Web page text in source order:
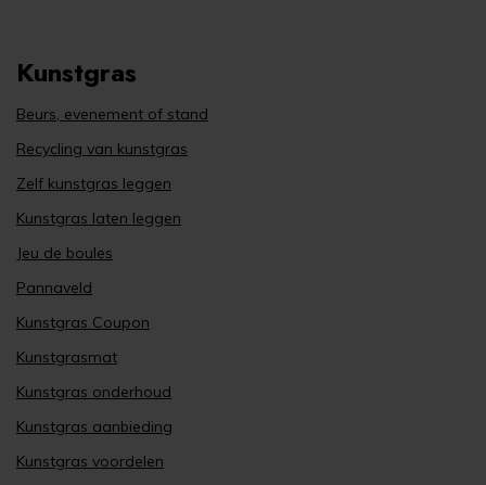
Kunstgras
Beurs, evenement of stand
Recycling van kunstgras
Zelf kunstgras leggen
Kunstgras laten leggen
Jeu de boules
Pannaveld
Kunstgras Coupon
Kunstgrasmat
Kunstgras onderhoud
Kunstgras aanbieding
Kunstgras voordelen